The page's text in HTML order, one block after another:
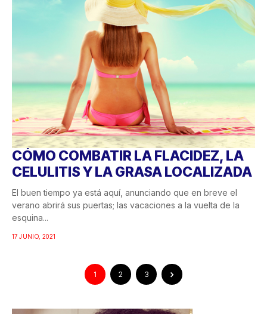
CÓMO COMBATIR LA FLACIDEZ, LA
CELULITIS Y LA GRASA LOCALIZADA
El buen tiempo ya está aquí, anunciando que en breve el
verano abrirá sus puertas; las vacaciones a la vuelta de la
esquina...
17 JUNIO, 2021
1 2 3